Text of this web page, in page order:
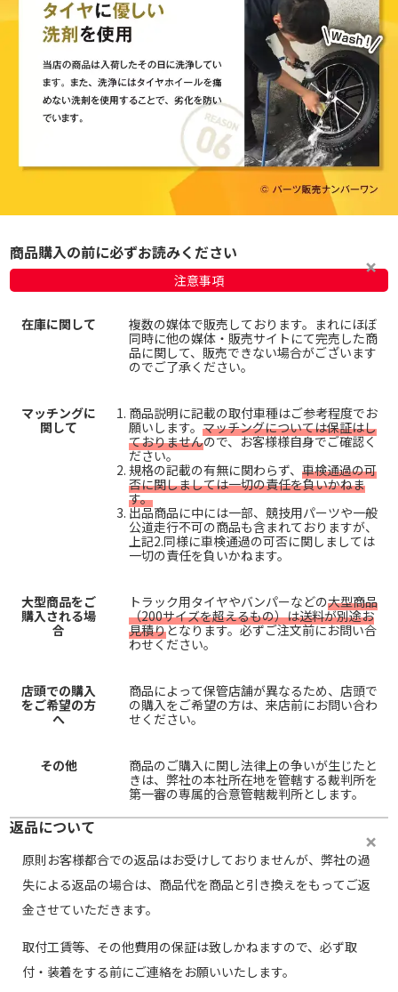
商品購入の前に必ずお読みください
注意事項
在庫に関して
複数の媒体で販売しております。まれにほぼ
同時に他の媒体・販売サイトにて完売した商
品に関して、販売できない場合がございます
のでご了承ください。
マッチングに
関して
商品説明に記載の取付車種はご参考程度でお
願いします。 マッチングについては保証はし
ておりませんので、お客様様自身でご確認く
ださい。
規格の記載の有無に関わらず、 車検通過の可
否に関しましては一切の責任を負いかねま
す。
出品商品に中には一部、競技用パーツや一般
公道走行不可の商品も含まれておりますが、
上記2.同様に車検通過の可否に関しましては
一切の責任を負いかねます。
大型商品をご
購入される場
合
トラック用タイヤやバンパーなどの大型商品
（200サイズを超えるもの）は送料が別途お
見積りとなります。必ずご注文前にお問い合
わせください。
店頭での購入
をご希望の方
へ
商品によって保管店舗が異なるため、店頭で
の購入をご希望の方は、来店前にお問い合わ
せください。
その他
商品のご購入に関し法律上の争いが生じたと
きは、弊社の本社所在地を管轄する裁判所を
第一審の専属的合意管轄裁判所とします。
返品について
原則お客様都合での返品はお受けしておりませんが、弊社の過
失による返品の場合は、商品代を商品と引き換えをもってご返
金させていただきます。
取付工賃等、その他費用の保証は致しかねますので、必ず取
付・装着をする前にご連絡をお願いいたします。